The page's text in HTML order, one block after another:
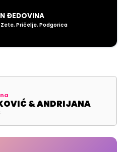
ĐEDOVINA
Pričelje, Podgorica
& ANDRIJANA